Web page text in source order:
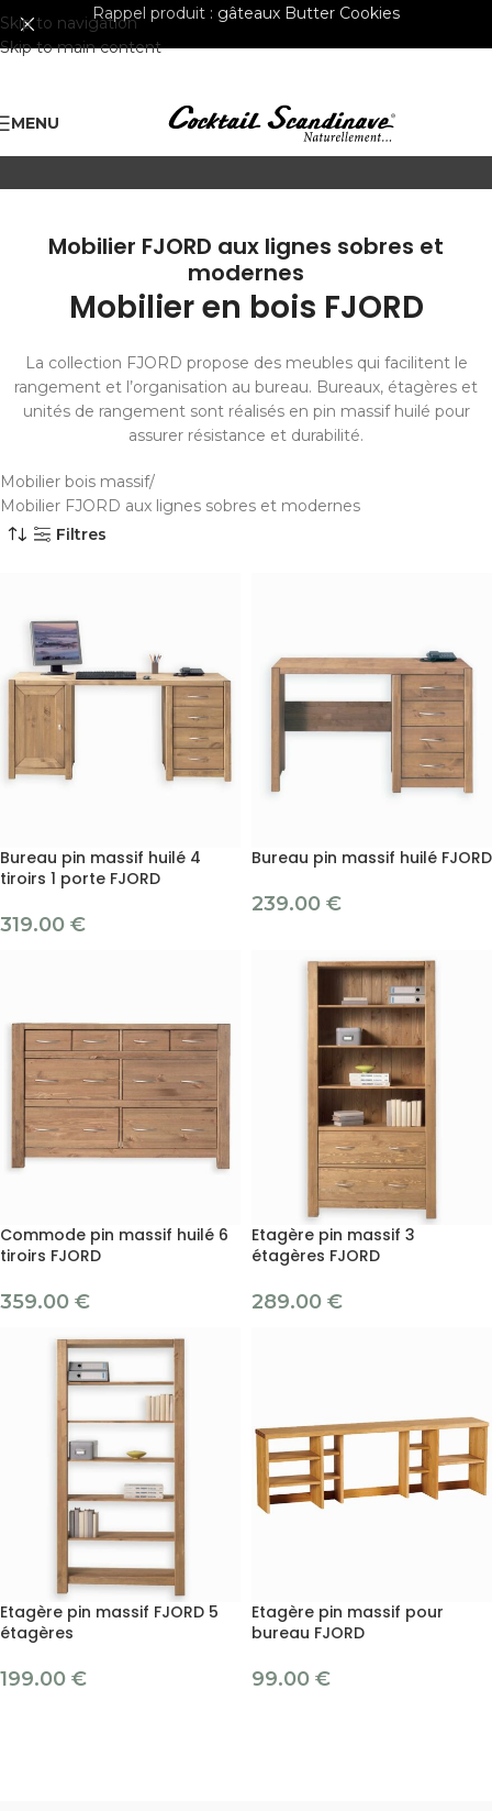
Skip to navigation
Skip to main content
Rappel produit : gâteaux Butter Cookies
MENU
Mobilier FJORD aux lignes sobres et
modernes
Mobilier en bois FJORD
La collection FJORD propose des meubles qui facilitent le
rangement et l’organisation au bureau. Bureaux, étagères et
unités de rangement sont réalisés en pin massif huilé pour
assurer résistance et durabilité.
Mobilier bois massif
Mobilier FJORD aux lignes sobres et modernes
Filtres
Bureau pin massif huilé 4
tiroirs 1 porte FJORD
319.00 €
Bureau pin massif huilé FJORD
239.00 €
Commode pin massif huilé 6
tiroirs FJORD
359.00 €
Etagère pin massif 3
étagères FJORD
289.00 €
Etagère pin massif FJORD 5
étagères
199.00 €
Etagère pin massif pour
bureau FJORD
99.00 €